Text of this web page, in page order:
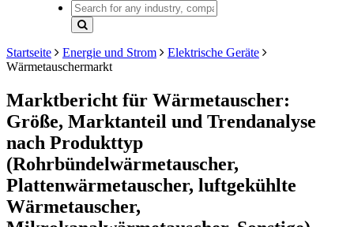
Startseite Energie und Strom
Elektrische Geräte
Wärmetauschermarkt
Marktbericht für Wärmetauscher:
Größe, Marktanteil und Trendanalyse
nach Produkttyp
(Rohrbündelwärmetauscher,
Plattenwärmetauscher, luftgekühlte
Wärmetauscher,